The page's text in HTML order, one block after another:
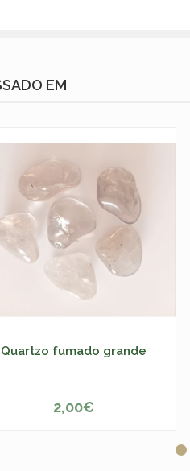
EM
Quartzo fumado grande
ESGOTADO
2,00€